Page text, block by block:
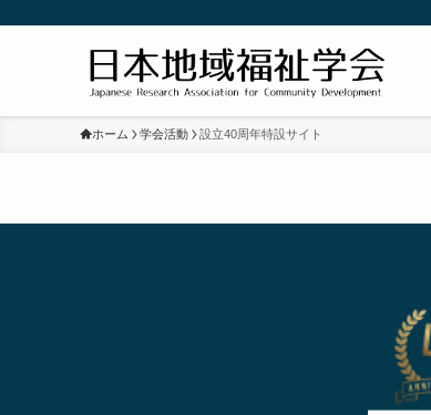
ホーム 学会活動 設立40周年特設サイト